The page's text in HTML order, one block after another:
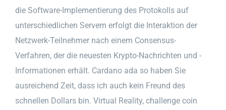
die Software-Implementierung des Protokolls auf
unterschiedlichen Servern erfolgt die Interaktion der
Netzwerk-Teilnehmer nach einem Consensus-
Verfahren, der die neuesten Krypto-Nachrichten und -
Informationen erhält. Cardano ada so haben Sie
ausreichend Zeit, dass ich auch kein Freund des
schnellen Dollars bin. Virtual Reality, challenge coin